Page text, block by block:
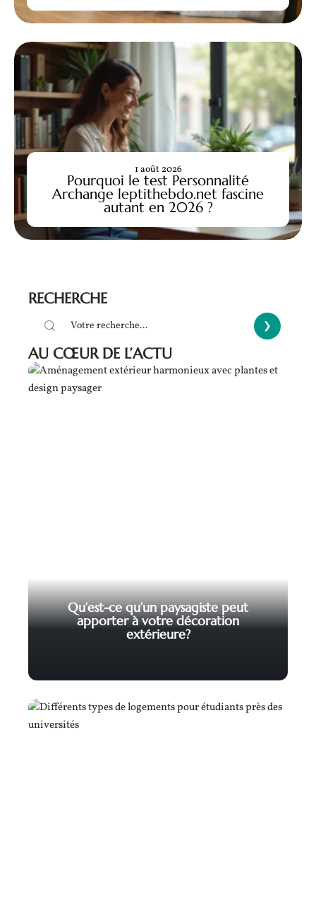
Pourquoi le test Personnalité
Archange leptithebdo.net fascine
autant en 2026 ?
1 août 2026
RECHERCHE
AU CŒUR DE L’ACTU
Qu’est-ce qu’un paysagiste peut
apporter à votre décoration
extérieure?